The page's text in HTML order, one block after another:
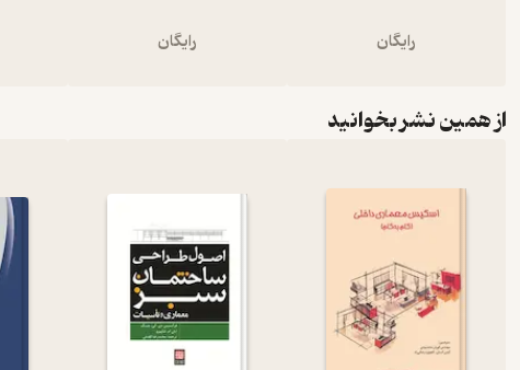
رایگان رایگان
از همین نشر بخوانید